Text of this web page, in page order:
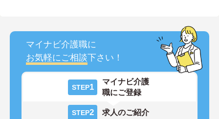
マイナビ介護職に
お気軽にご相談下さい！
STEP1
マイナビ介護
職にご登録
STEP2 求人のご紹介